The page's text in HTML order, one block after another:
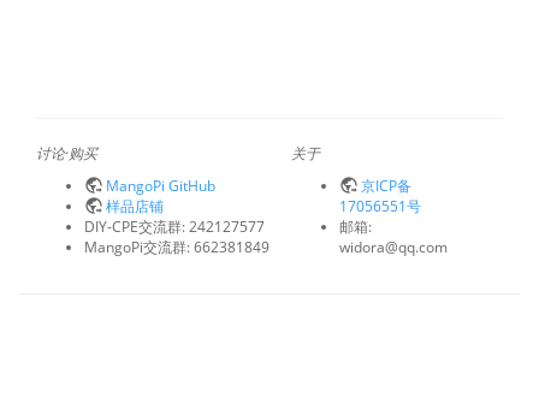
讨论·购买
MangoPi GitHub
样品店铺
DIY-CPE交流群: 242127577
MangoPi交流群: 662381849
关于
京ICP备
17056551号
邮箱:
widora@qq.com